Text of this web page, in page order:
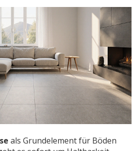
als Grundelement für Böden